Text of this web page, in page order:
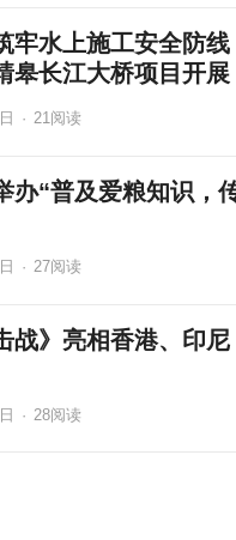
牢水上施工安全防
皋长江大桥项目开展
· 21 阅读
办“普及爱粮知识，
· 27阅读
战》亮相香港、印
· 28阅读